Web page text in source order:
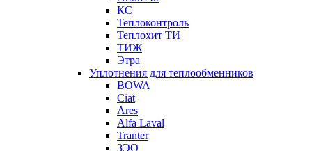
КС
Теплоконтроль
Теплохит ТИ
ТИЖ
Этра
Уплотнения для теплообменников
BOWA
Ciat
Ares
Alfa Laval
Tranter
ЗЭО